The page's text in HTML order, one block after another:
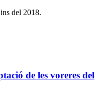
del 2018.
de les voreres del